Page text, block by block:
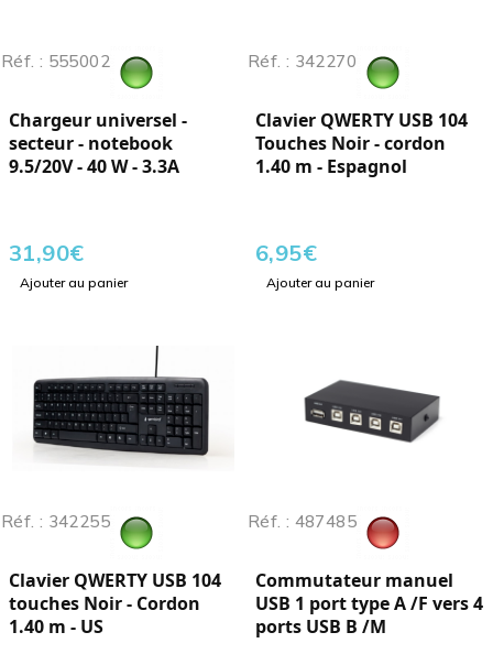
Réf. : 555002
Chargeur universel -
secteur - notebook
9.5/20V - 40 W - 3.3A
31,90€
Ajouter au panier
Réf. : 342270
Clavier QWERTY USB 104
Touches Noir - cordon
1.40 m - Espagnol
6,95€
Ajouter au panier
Réf. : 342255
Clavier QWERTY USB 104
touches Noir - Cordon
1.40 m - US
Réf. : 487485
Commutateur manuel
USB 1 port type A /F vers 4
ports USB B /M